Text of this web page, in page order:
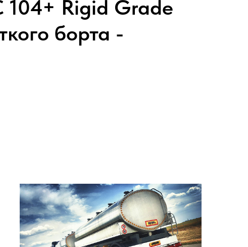
104+ Rigid Grade
борта -